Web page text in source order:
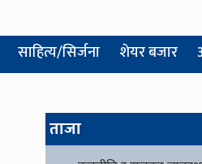
साहित्य/सिर्जना शेयर बजार
ताजा